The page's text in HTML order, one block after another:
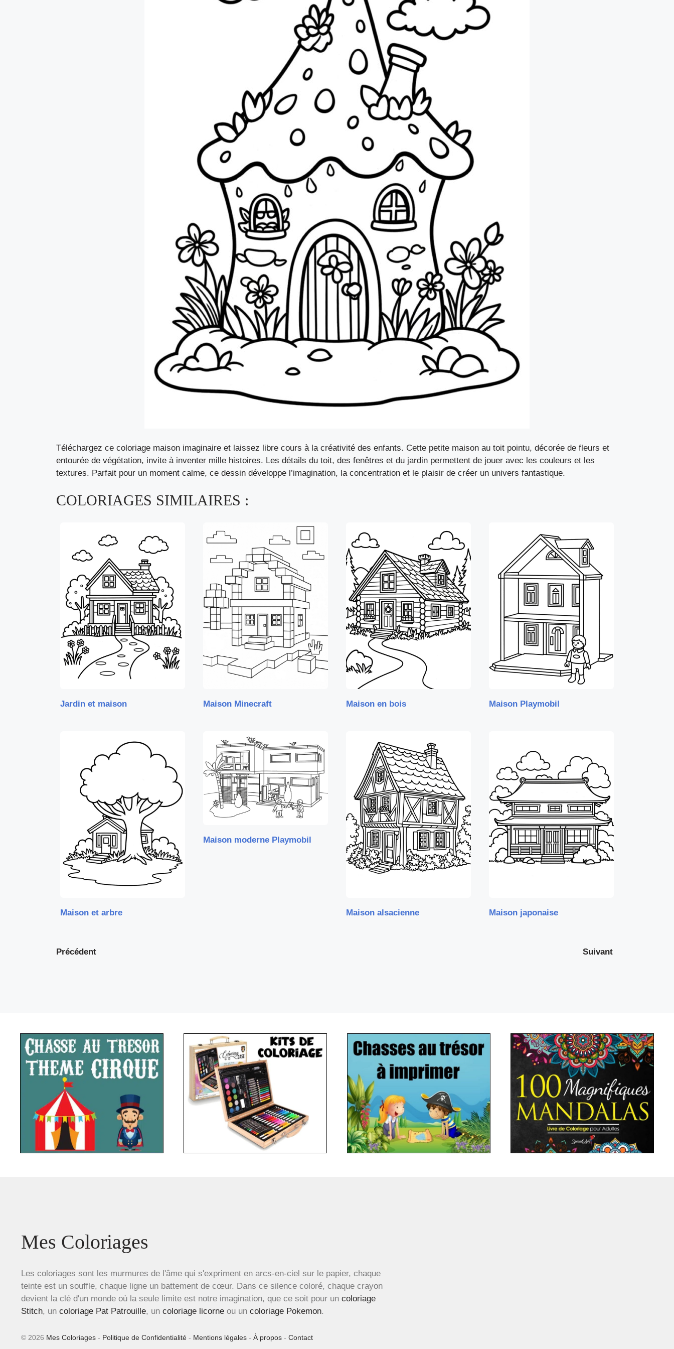
Téléchargez ce coloriage maison imaginaire et laissez libre cours à la créativité des enfants. Cette petite maison au toit pointu, décorée de fleurs et
entourée de végétation, invite à inventer mille histoires. Les détails du toit, des fenêtres et du jardin permettent de jouer avec les couleurs et les
textures. Parfait pour un moment calme, ce dessin développe l’imagination, la concentration et le plaisir de créer un univers fantastique.
COLORIAGES SIMILAIRES :
Jardin et maison Maison Minecraft Maison en bois Maison Playmobil
Maison et arbre
Maison moderne Playmobil
Maison alsacienne Maison japonaise
Précédent Suivant
Mes Coloriages
Les coloriages sont les murmures de l'âme qui s'expriment en arcs-en-ciel sur le papier, chaque
teinte est un souffle, chaque ligne un battement de cœur. Dans ce silence coloré, chaque crayon
devient la clé d'un monde où la seule limite est notre imagination, que ce soit pour un coloriage
Stitch, un coloriage Pat Patrouille, un coloriage licorne ou un coloriage Pokemon.
© 2026 Mes Coloriages - Politique de Confidentialité - Mentions légales - À propos - Contact